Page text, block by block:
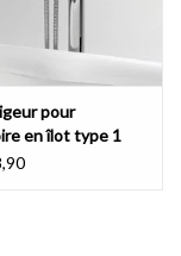
liberté de
propre et ronde.
à gauche
plus de liberté
pour
en îlot type 1